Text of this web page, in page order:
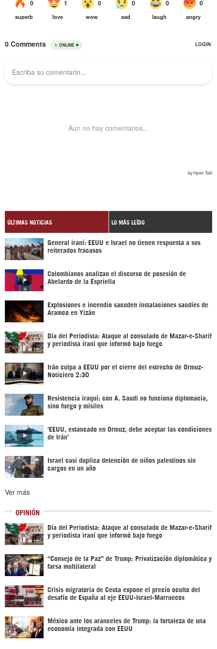
ÚLTIMAS NOTICIAS LO MÁS LEÍDO
General iraní: EEUU e Israel no tienen respuesta a sus
reiterados fracasos
Colombianos analizan el discurso de posesión de
Abelardo de la Espriella
Explosiones e incendio sacuden instalaciones saudíes de
Aramco en Yizán
Día del Periodista: Ataque al consulado de Mazar-e-Sharif
y periodista iraní que informó bajo fuego
Irán culpa a EEUU por el cierre del estrecho de Ormuz-
Noticiero 2:30
Resistencia iraquí: con A. Saudí no funciona diplomacia,
sino fuego y misiles
‘EEUU, estancado en Ormuz, debe aceptar las condiciones
de Irán’
Israel casi duplica detención de niños palestinos sin
cargos en un año
Ver más
OPINIÓN
Día del Periodista: Ataque al consulado de Mazar-e-Sharif
y periodista iraní que informó bajo fuego
“Consejo de la Paz” de Trump: Privatización diplomática y
farsa multilateral
Crisis migratoria de Ceuta expone el precio oculto del
desafío de España al eje EEUU-Israel-Marruecos
México ante los aranceles de Trump: la fortaleza de una
economía integrada con EEUU